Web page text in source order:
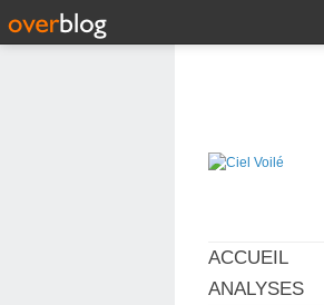
ACCUEIL
ANALYSES